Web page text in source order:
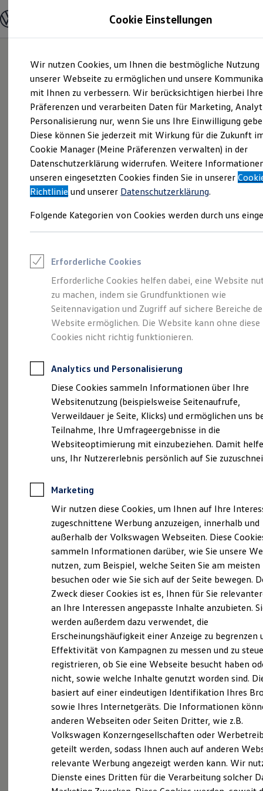
Hauptinhalt
springen
Footer
springen
Modelle und Konfigurator
Modelle vergleichen
Elektroautos
ENERGY Sondermodelle
Nutzfahrzeuge
SUV und CUV
Familienautos
Kombis
Kompaktwagen
Sportwagen
Schnell verfügbare Fahrzeuge
Angebote und Produkte
Aktuelle Angebote
E-Auto-Förderung
Volkswagen Marktplatz
Junge Gebrauchtwagen und Gebrauchtwagen
Saisonangebote
Leasing
Leasing-Angebote
Gebrauchtwagen Leasing
Junge Gebrauchtwagen-Leasing
Elektroauto Leasing
Kleinwagen-Leasing
Leasing ohne Anzahlung
Autokredit mit Schlussrate
Versicherungen und Garantien
Kfz-Versicherung
Restschuldversicherungen
Garantien
Wartungsverträge
Geschäftskunden
Professional Class bei Volkswagen
Großkunden
Behörden
Anpfiff zum Gewinn
Elektroautos
ID. Tutorials
Elektrofahrzeugkonzepte
Reichweite
Reichweite der ID. Modelle
Reichweite im Winter
Laden
Laden unterwegs
Laden Zuhause
Ladezeitensimulator
Batterie
Sicherheit
Garantie und Lebensdauer
Nachhaltigkeit
Technologie
Kosten und Kauf
Verbrauchskosten
Kaufoptionen
E-Auto-Förderung
Software und Konnektivität
Die ID. Software 6
ID. Software Versionen und Updates
Digitale Extras
Schnittstellen zu Ihrem ID.
Mehr Raum für alle(s).
Der Tayron.
Probefahrt vereinbaren
Fahrzeugangebot anfordern
Servicetermin buchen
Serviceanfrage stellen
Cookie Einstellungen
Wir nutzen Cookies, um Ihnen die bestmögliche Nutzung
unserer Webseite zu ermöglichen und unsere
mit Ihnen zu verbessern. Wir berücksichtigen hierbei Ihre
Präferenzen und verarbeiten Daten für Marketing,
Personalisierung nur, wenn Sie uns Ihre Einwilligung
Diese können Sie jederzeit mit Wirkung für die Zukunft
Cookie Manager (Meine Präferenzen verwalten) in der
Datenschutzerklärung widerrufen. Weitere
unseren eingesetzten Cookies finden Sie in unserer
Richtlinie und unserer Datenschutzerklärung.
Folgende Kategorien von Cookies werden durch uns
Erforderliche Cookies
Erforderliche Cookies helfen dabei, eine Website
zu machen, indem sie Grundfunktionen wie
Seitennavigation und Zugriff auf sichere Bereiche
Website ermöglichen. Die Website kann ohne diese
Cookies nicht richtig funktionieren.
Analytics und Personalisierung
Diese Cookies sammeln Informationen über Ihre
Websitenutzung (beispielsweise Seitenaufrufe,
Verweildauer je Seite, Klicks) und ermöglichen uns
Teilnahme, Ihre Umfrageergebnisse in die
Websiteoptimierung mit einzubeziehen. Damit
uns, Ihr Nutzererlebnis persönlich auf Sie
Marketing
Wir nutzen diese Cookies, um Ihnen auf Ihre
zugeschnittene Werbung anzuzeigen, innerhalb und
außerhalb der Volkswagen Webseiten. Diese
sammeln Informationen darüber, wie Sie unsere
nutzen, zum Beispiel, welche Seiten Sie am meisten
besuchen oder wie Sie sich auf der Seite bewegen.
Zweck dieser Cookies ist es, Ihnen für Sie
an Ihre Interessen angepasste Inhalte anzubieten.
werden außerdem dazu verwendet, die
Erscheinungshäufigkeit einer Anzeige zu begrenzen
Effektivität von Kampagnen zu messen und zu
registrieren, ob Sie eine Webseite besucht haben
nicht, sowie welche Inhalte genutzt worden sind.
basiert auf einer eindeutigen Identifikation Ihres
sowie Ihres Internetgeräts. Die Informationen
anderen Webseiten oder Seiten Dritter, wie z.B.
Volkswagen Konzerngesellschaften oder
geteilt werden, sodass Ihnen auch auf anderen
relevante Werbung angezeigt werden kann. Wir
Dienste eines Dritten für die Verarbeitung solcher